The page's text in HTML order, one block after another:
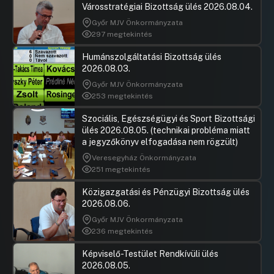
Hozzászólások Ugrás a napirendi pontra
20.Javaslat Budapest Főváros Önkormányzata
és a Budapesti Fesztiválzenekar Alapítvány
közötti közszolgáltatási keretszerződés és
kapcsolódó haszonkölcsön megállapodás
megkötésének jóváhagyására
UGRÁS A NAPIREND ELEJÉRE
21.Javaslat a CLAP Projekt Csatlakozási
Dokumentumának (Accession Form)
aláírására
HozzászólásokUgrás a napirendi pontra
22.Javaslat a LIFE Biodiverse projekthez
tartozó megállapodások megkötésére
HozzászólásokUgrás a napirendi pontra
23.Döntés Budapest Főváros
Önkormányzata 2024. évi Közbeszerzési
Tervének 1. számú módosításáról
Hozzászólások Ugrás a napirendi pontra
24.Budapest Főváros Önkormányzata 2024. évi
éves ellenőrzési tervének 2. sz. módosítása,
Városstratégiai Bizottság ülés 2026.08.04.
Győr MJV Önkormányzata
297 megtekintés
Humánszolgáltatási Bizottság ülés
2026.08.03.
Győr MJV Önkormányzata
253 megtekintés
Szociális, Egészségügyi és Sport Bizottsági
ülés 2026.08.05. (technikai probléma miatt
a jegyzőkönyv elfogadása nem rögzült)
Veresegyház Önkormányzata
251 megtekintés
Közigazgatási és Pénzügyi Bizottság ülés
2026.08.06.
Győr MJV Önkormányzata
236 megtekintés
Képviselő-Testület Rendkívüli ülés
2026.08.05.